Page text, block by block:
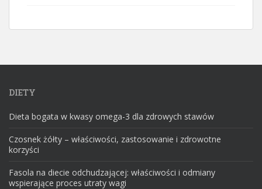
DIETY
Dieta bogata w kwasy omega-3 dla zdrowych stawów
Czosnek żółty – właściwości, zastosowanie i zdrowotne
korzyści
Fasola na diecie odchudzającej: właściwości i odmiany
wspierające proces utraty wagi